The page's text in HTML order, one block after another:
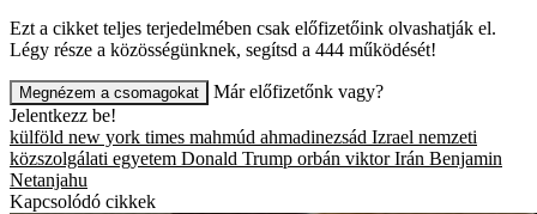
Ezt a cikket teljes terjedelmében csak előfizetőink olvashatják el.
Légy része a közösségünknek, segítsd a 444 működését!
Megnézem a csomagokat
Már előfizetőnk vagy?
Jelentkezz be!
külföld new york times mahmúd ahmadinezsád Izrael nemzeti
közszolgálati egyetem Donald Trump orbán viktor Irán Benjamin
Netanjahu
Kapcsolódó cikkek